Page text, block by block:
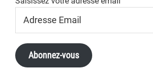
Email
Abonnez-vous